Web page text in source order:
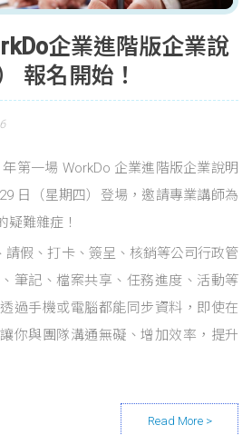
企業進階版企業說
報名開始！
第一場 WorkDo 企業進階版企業說明
日（星期四）登場，邀請專業講師為
疑難雜症！
請假、打卡、簽呈、核銷等公司行政管
筆記、檔案共享、任務進度、活動等
過手機或電腦都能同步資料，即使在
你與團隊溝通無礙、增加效率，提升